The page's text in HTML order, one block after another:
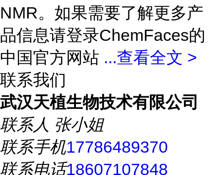
NMR。如果需要了解更多产
品信息请登录ChemFaces的
中国官方网站 ...查看全文 >
联系我们
武汉天植生物技术有限公司
联系人 张小姐
联系手机17786489370
联系电话18607107848